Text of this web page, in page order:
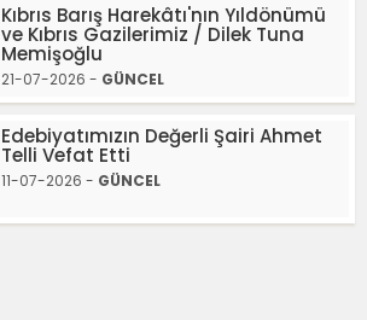
Kıbrıs Barış Harekâtı'nın Yıldönümü
ve Kıbrıs Gazilerimiz / Dilek Tuna
Memişoğlu
21-07-2026 - GÜNCEL
Edebiyatımızın Değerli Şairi Ahmet
Telli Vefat Etti
11-07-2026 - GÜNCEL